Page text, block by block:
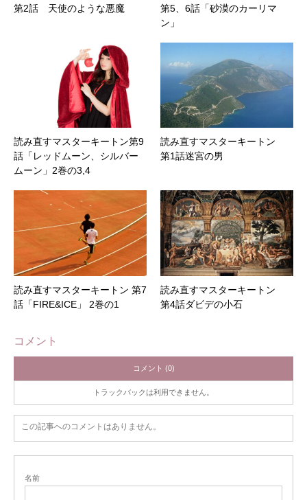
第2話 天使のような悪魔
第5、6話「砂漠のカーリマ
ン」
読み直すマスターキートン第9
話「レッドムーン、シルバー
ムーン」2巻の3,4
読み直すマスターキートン
第1話迷宮の男
読み直すマスターキートン 第7
話「FIRE&ICE」 2巻の1
読み直すマスターキートン
第4話ダビデの小石
コメント
コメント (0)
トラックバックは利用できません。
この記事へのコメントはありません。
名前